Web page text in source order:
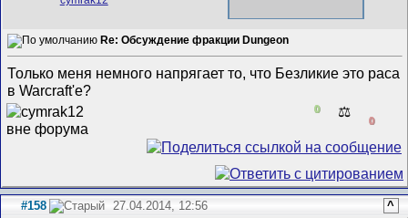
Re: Обсуждение фракции Dungeon
Только меня немного напрягает то, что Безликие это раса
в Warcraft'е?
0 ⚖️
0
#158 27.04.2014, 12:56 ^